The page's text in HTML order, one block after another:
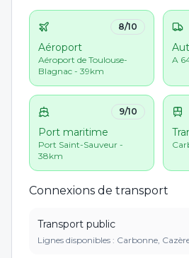
8/10
Aéroport
Aéroport de Toulouse-
Blagnac - 39km
A
9/10
Port maritime
Port Saint-Sauveur -
38km
Connexions de transport
Transport public
Lignes disponibles : Carbonne,